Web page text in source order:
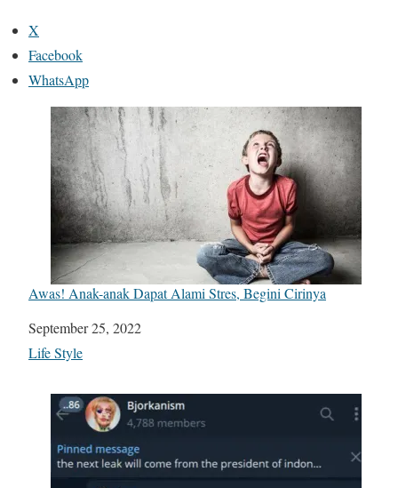
X
Facebook
WhatsApp
Awas! Anak-anak Dapat Alami Stres, Begini Cirinya
Date
September 25, 2022
In relation to
Life Style